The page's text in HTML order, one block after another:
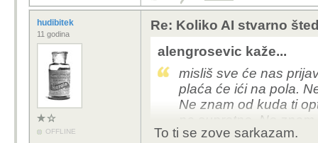
hudibitek
11 godina
OFFLINE
Re: Koliko AI stvarno
alengrosevic kaže...
misliš sve će nas
plaća će ići na pola.
Ne znam od kuda ti
na suprotno. Ne
posao postojećim
To ti se zove sarkazam.